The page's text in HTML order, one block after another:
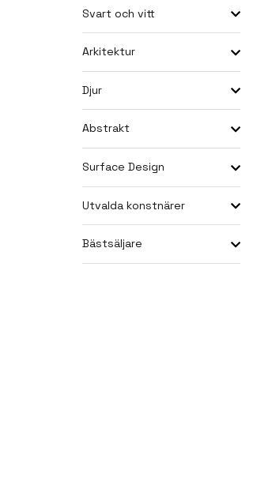
Svart och vitt
Arkitektur
Djur
Abstrakt
Surface Design
Utvalda konstnärer
Bästsäljare